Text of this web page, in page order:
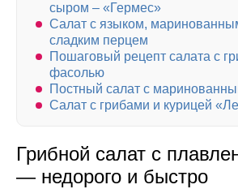
сыром – «Гермес»
Салат с языком,
сладким перцем
Пошаговый рецепт салата с
фасолью
Постный салат с
Салат с грибами и курицей
Грибной салат с
— недорого и быстро